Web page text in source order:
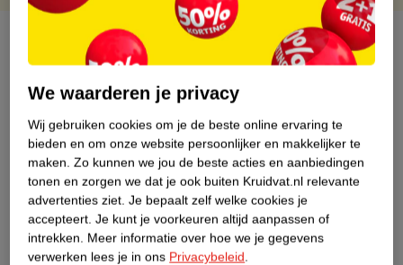
Over dit product
Nature Impact Score
Dit product heeft (nog) geen Nature
Impact Score.
Meer informatie
We waarderen je privacy
Wij gebruiken cookies om je de beste online ervaring te
bieden en om onze website persoonlijker en makkelijker te
maken. Zo kunnen we jou de beste acties en aanbiedingen
tonen en zorgen we dat je ook buiten Kruidvat.nl relevante
advertenties ziet. Je bepaalt zelf welke cookies je
accepteert. Je kunt je voorkeuren altijd aanpassen of
intrekken. Meer informatie over hoe we je gegevens
verwerken lees je in ons Privacybeleid.